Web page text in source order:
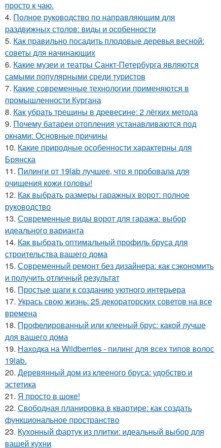
просто к чаю.
4. Полное руководство по направляющим для
раздвижных столов: виды и особенности
5. Как правильно посадить плодовые деревья весной:
советы для начинающих
6. Какие музеи и театры Санкт-Петербурга являются
самыми популярными среди туристов
7. Какие современные технологии применяются в
промышленности Кургана
8. Как убрать трещины в древесине: 2 лёгких метода
9. Почему батареи отопления устанавливаются под
окнами: Основные причины
10. Какие природные особенности характерны для
Брянска
11. Пилинги от 19lab лучшее, что я пробовала для
очищения кожи головы!
12. Как выбрать размеры гаражных ворот: полное
руководство
13. Современные виды ворот для гаража: выбор
идеального варианта
14. Как выбрать оптимальный профиль бруса для
строительства вашего дома
15. Современный ремонт без дизайнера: как сэкономить
и получить отличный результат
16. Простые шаги к созданию уютного интерьера
17. Укрась свою жизнь: 25 декораторских советов на все
времена
18. Профелированный или клееный брус: какой лучше
для вашего дома
19. Находка на Wildberries - пилинг для всех типов волос
19lab.
20. Деревянный дом из клееного бруса: удобство и
эстетика
21. Я просто в шоке!
22. Свободная планировка в квартире: как создать
функциональное пространство
23. Кухонный фартук из плитки: идеальный выбор для
вашей кухни